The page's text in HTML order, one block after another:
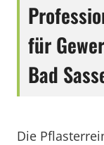
für
Bad
Die